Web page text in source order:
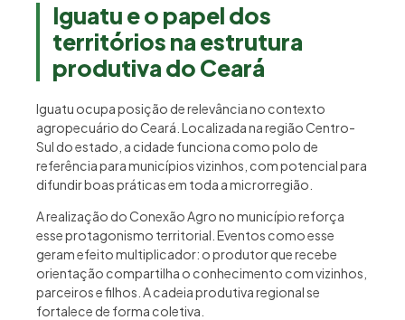
Iguatu e o papel dos
territórios na estrutura
produtiva do Ceará
Iguatu ocupa posição de relevância no contexto
agropecuário do Ceará. Localizada na região Centro-
Sul do estado, a cidade funciona como polo de
referência para municípios vizinhos, com potencial para
difundir boas práticas em toda a microrregião.
A realização do Conexão Agro no município reforça
esse protagonismo territorial. Eventos como esse
geram efeito multiplicador: o produtor que recebe
orientação compartilha o conhecimento com vizinhos,
parceiros e filhos. A cadeia produtiva regional se
fortalece de forma coletiva.